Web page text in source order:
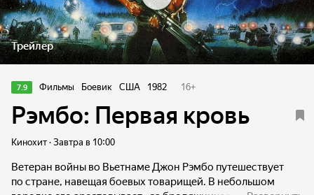
Трейлер
7.9 Фильмы Боевик США 1982 16+
Рэмбо: Первая кровь
Кинохит · Завтра в 10:00
Ветеран войны во Вьетнаме Джон Рэмбо путешествует
по стране, навещая боевых товарищей. В небольшом